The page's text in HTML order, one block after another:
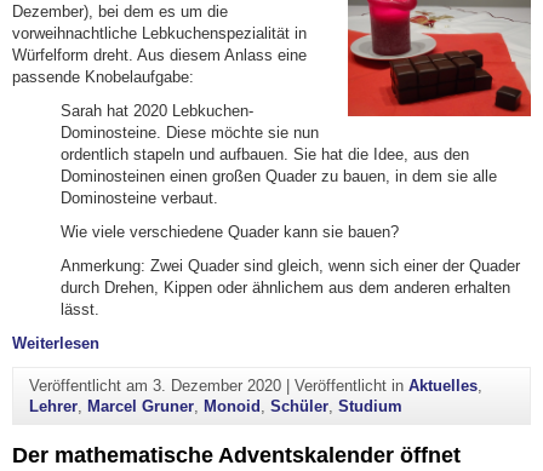
Dezember), bei dem es um die
vorweihnachtliche Lebkuchenspezialität in
Würfelform dreht. Aus diesem Anlass eine
passende Knobelaufgabe:
Sarah hat 2020 Lebkuchen-
Dominosteine. Diese möchte sie nun
ordentlich stapeln und aufbauen. Sie hat die Idee, aus den
Dominosteinen einen großen Quader zu bauen, in dem sie alle
Dominosteine verbaut.
Wie viele verschiedene Quader kann sie bauen?
Anmerkung: Zwei Quader sind gleich, wenn sich einer der Quader
durch Drehen, Kippen oder ähnlichem aus dem anderen erhalten
lässt.
Weiterlesen"Tag der Dominosteine"
Veröffentlicht am 3. Dezember 2020| Veröffentlicht in Aktuelles,
Lehrer, Marcel Gruner, Monoid , Schüler, Studium
Der mathematische Adventskalender öffnet